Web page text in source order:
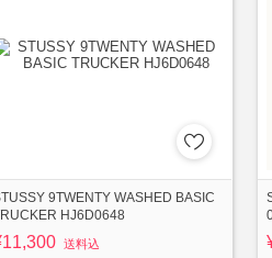
9TWENTY WASHED BASIC
HJ6D0648
送料込